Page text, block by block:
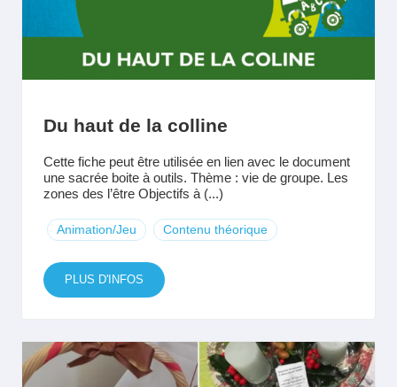
Du haut de la colline
Cette fiche peut être utilisée en lien avec le document
une sacrée boite à outils. Thème : vie de groupe. Les
zones des l’être Objectifs à (...)
Animation/Jeu Contenu théorique
PLUS D'INFOS